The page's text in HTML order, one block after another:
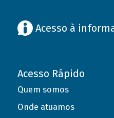
Acesso à
Acesso Rápido
Quem somos
Onde atuamos